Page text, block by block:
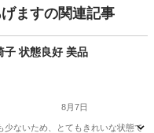
ますの関連記事
子 状態良好 美品
8月7日
ないため、とてもきれいな状態で